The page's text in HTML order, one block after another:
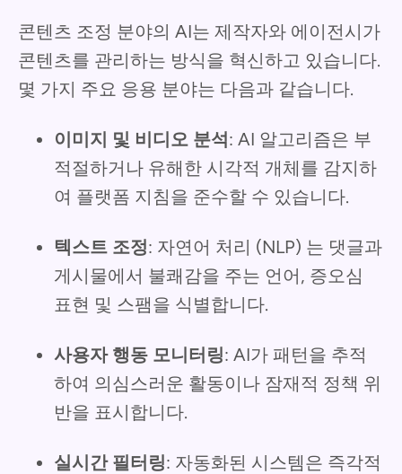
콘텐츠 조정 분야의 AI는 제작자와 에이전시가
콘텐츠를 관리하는 방식을 혁신하고 있습니다.
몇 가지 주요 응용 분야는 다음과 같습니다.
이미지 및 비디오 분석: AI 알고리즘은 부
적절하거나 유해한 시각적 개체를 감지하
여 플랫폼 지침을 준수할 수 있습니다.
텍스트 조정: 자연어 처리 (NLP) 는 댓글과
게시물에서 불쾌감을 주는 언어, 증오심
표현 및 스팸을 식별합니다.
사용자 행동 모니터링: AI가 패턴을 추적
하여 의심스러운 활동이나 잠재적 정책 위
반을 표시합니다.
실시간 필터링: 자동화된 시스템은 즉각적